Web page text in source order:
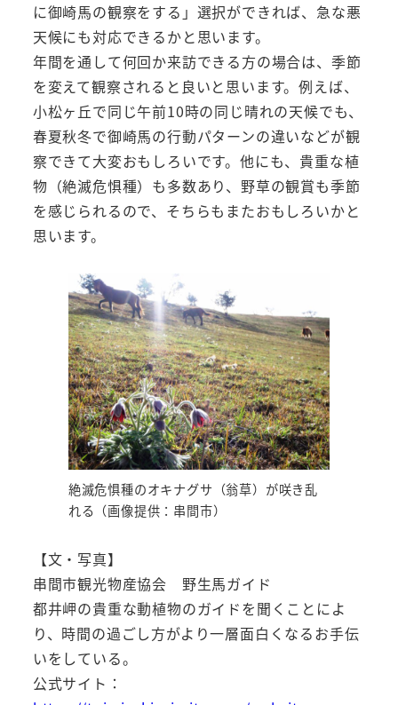
に御崎馬の観察をする」選択ができれば、急な悪
天候にも対応できるかと思います。
年間を通して何回か来訪できる方の場合は、季節
を変えて観察されると良いと思います。例えば、
小松ヶ丘で同じ午前10時の同じ晴れの天候でも、
春夏秋冬で御崎馬の行動パターンの違いなどが観
察できて大変おもしろいです。他にも、貴重な植
物（絶滅危惧種）も多数あり、野草の観賞も季節
を感じられるので、そちらもまたおもしろいかと
思います。
絶滅危惧種のオキナグサ（翁草）が咲き乱
れる（画像提供：串間市）
【文・写真】
串間市観光物産協会 野生馬ガイド
都井岬の貴重な動植物のガイドを聞くことによ
り、時間の過ごし方がより一層面白くなるお手伝
いをしている。
公式サイト：